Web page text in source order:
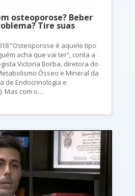
osteoporose? Beber
Tire suas
“Osteoporose é aquele tipo
acha que vai ter”, conta a
Victoria Borba, diretora do
Ósseo e Mineral da
de Endocrinologia e
Mas com o…